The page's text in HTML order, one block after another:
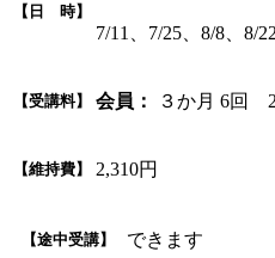
【日 時】
7/11、7/25、8/8、8/
【受講料】 会員： ３か月 6回
【維持費】 2,310円
【途中受講】 できます